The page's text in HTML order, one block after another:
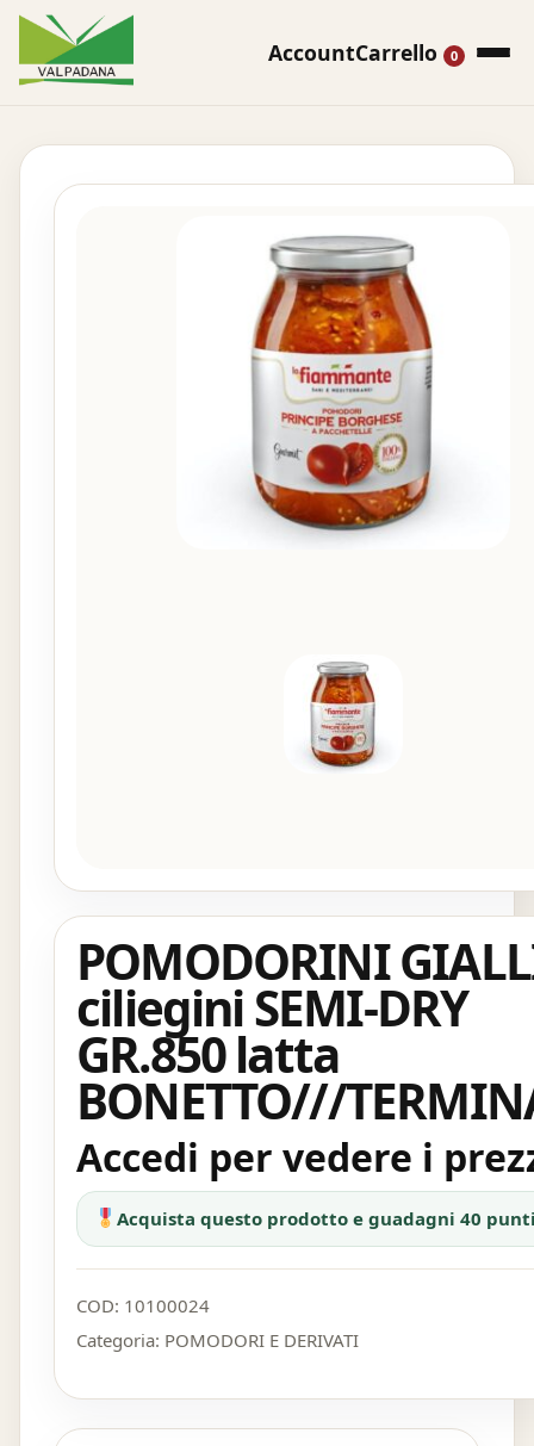
AccountCarrello 0
POMODORINI
ciliegini SEMI-DRY
GR.850 latta
BONETTO///
Accedi per vedere i
Acquista questo prodotto e guadagni 40
COD: 10100024
Categoria: POMODORI E DERIVATI